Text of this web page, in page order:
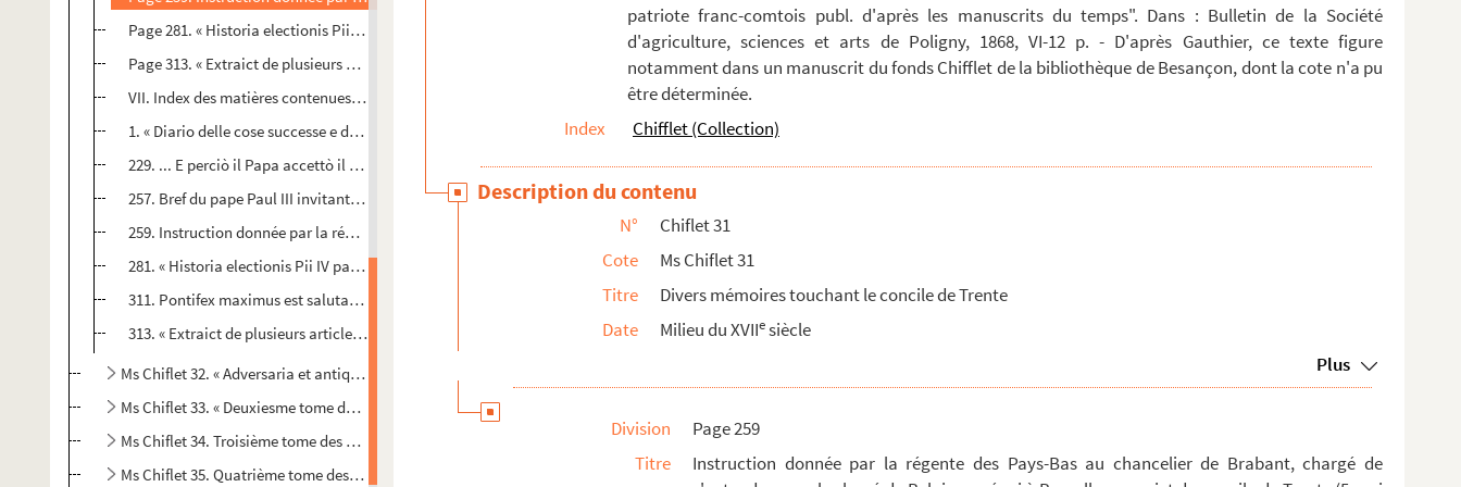
Page 281. « Historia electionis Pii IV papae. Ad 4 non. sept. Franciscus Turrianus, Ferdinandi caesaris legatu...
Page 313. « Extraict de plusieurs articles du concile de Trente contraires aux droicts des roys de France, lib...
VII. Index des matières contenues dans ce volume (de la main de Jules Chiflet)
1. « Diario delle cose successe e di quello si trattô nel sacro concilio Tridentino [d'alcuno segretari...
229. ... E perciò il Papa accettò il concilio et, alli 12 di marzo 1564, creo 19 cardinali, di quelli par...
257. Bref du pape Paul III invitant l'empereur Charles-Quint à donner la paix au monde. 28 mars 1542. Cop...
259. Instruction donnée par la régente des Pays-Bas au chancelier de Brabant, chargé de s'entendre avec l...
281. « Historia electionis Pii IV papae. Ad 4 non. sept. Franciscus Turrianus, Ferdinandi caesaris legatu...
311. Pontifex maximus est salutatus tantisque et tam secundis acclamationibus ut vix tormentorum sonitus ...
313. « Extraict de plusieurs articles du concile de Trente contraires aux droicts des roys de France, lib...
Ms Chiflet 32. « Adversaria et antiquariae. Tomus I. »
Ms Chiflet 33. « Deuxiesme tome des Recès et papiers concernans les Estats généraux du comté de Bourgongne, recueil...
Ms Chiflet 34. Troisième tome des « Recès et papiers concernant les Estats généraux du comté de Bourgongne... » (15...
Ms Chiflet 35. Quatrième tome des « Recès des Estats de la Franche-Comté de Bourgongne », recueillis par Jules Chif...
patriote franc-comtois publ. d'après les manuscrits du temps". Dans : Bulletin de la Société
d'agriculture, sciences et arts de Poligny, 1868, VI-12 p. - D'après Gauthier, ce texte figure
notamment dans un manuscrit du fonds Chifflet de la bibliothèque de Besançon, dont la cote n'a pu
être déterminée.
Index
Chifflet (Collection)
Description du contenu
N°
Chiflet 31
Cote
Ms Chiflet 31
Titre
Divers mémoires touchant le concile de Trente
Date
Milieu du XVIIesiècle
Plus
Division
Page 259
Titre
Instruction donnée par la régente des Pays-Bas au chancelier de Brabant, chargé de